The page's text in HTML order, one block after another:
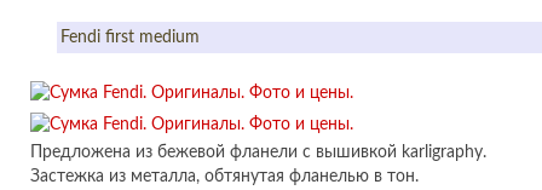
Fendi first medium
Предложена из бежевой фланели с вышивкой karligraphy.
Застежка из металла, обтянутая фланелью в тон.